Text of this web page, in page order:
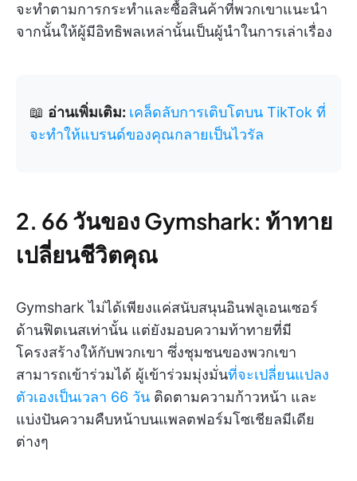
จะทำตามการกระทำและซื้อสินค้าที่พวกเขาแนะนำ
จากนั้นให้ผู้มีอิทธิพลเหล่านั้นเป็นผู้นำในการเล่าเรื่อง
📖 อ่านเพิ่มเติม: เคล็ดลับการเติบโตบน TikTok ที่
จะทำให้แบรนด์ของคุณกลายเป็นไวรัล
2. 66 วันของ Gymshark: ท้าทาย
เปลี่ยนชีวิตคุณ
Gymshark ไม่ได้เพียงแค่สนับสนุนอินฟลูเอนเซอร์
ด้านฟิตเนสเท่านั้น แต่ยังมอบความท้าทายที่มี
โครงสร้างให้กับพวกเขา ซึ่งชุมชนของพวกเขา
สามารถเข้าร่วมได้ ผู้เข้าร่วมมุ่งมั่นที่จะเปลี่ยนแปลง
ตัวเองเป็นเวลา 66 วัน ติดตามความก้าวหน้า และ
แบ่งปันความคืบหน้าบนแพลตฟอร์มโซเชียลมีเดีย
ต่างๆ